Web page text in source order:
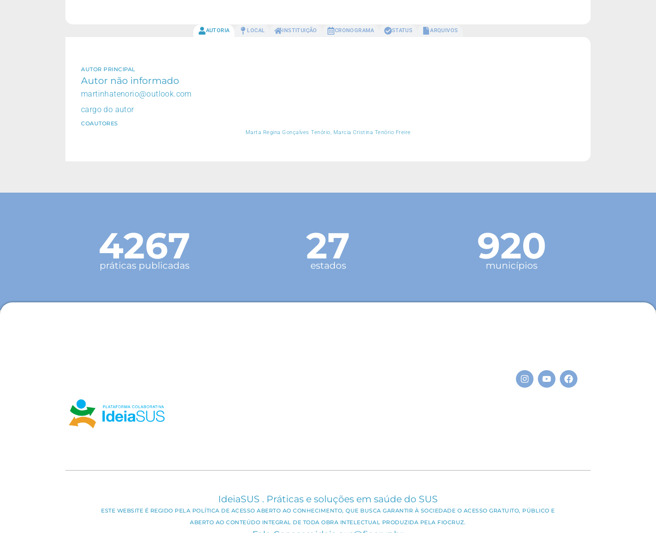
AUTORIA LOCAL INSTITUIÇÃO CRONOGRAMA STATUS ARQUIVOS
AUTOR PRINCIPAL
Autor não informado
martinhatenorio@outlook.com
cargo do autor
COAUTORES
Marta Regina Gonçalves Tenório, Marcia Cristina Tenório Freire
4267
práticas publicadas 27
estados 920
municípios
IdeiaSUS . Práticas e soluções em saúde do SUS
ESTE WEBSITE É REGIDO PELA POLÍTICA DE ACESSO ABERTO AO CONHECIMENTO, QUE BUSCA GARANTIR À SOCIEDADE O ACESSO GRATUITO, PÚBLICO E
ABERTO AO CONTEÚDO INTEGRAL DE TODA OBRA INTELECTUAL PRODUZIDA PELA FIOCRUZ.